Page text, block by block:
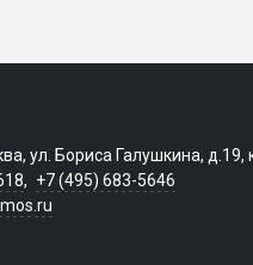
ул. Бориса Галушкина, д.19,
, +7 (495) 683-5646